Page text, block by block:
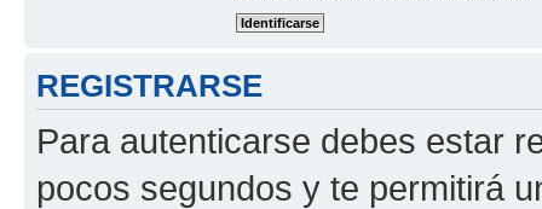
REGISTRARSE
Para autenticarse debes estar
pocos segundos y te permitirá